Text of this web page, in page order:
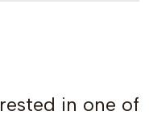
in one of